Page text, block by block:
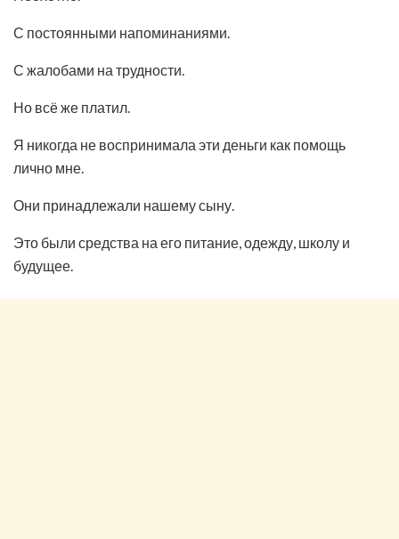
С постоянными напоминаниями.
С жалобами на трудности.
Но всё же платил.
Я никогда не воспринимала эти деньги как помощь
лично мне.
Они принадлежали нашему сыну.
Это были средства на его питание, одежду, школу и
будущее.